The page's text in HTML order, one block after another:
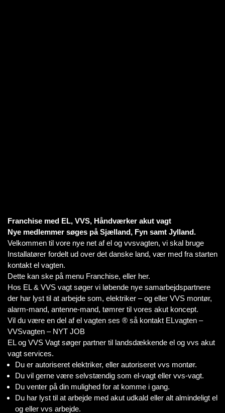
Franchise med EL, VVS, Håndværker akut vagt
Nye medlemmer søges på Sjælland, Fyn samt Jylland.
Velkommen til vore nye net af el og vvsvagten, vi skal bruge
Installatører fordelt ud over det danske land, vær med fra starten
kontakt el vagten.
Dette kan ske på menu Franchise, eller her.
Hos EL & VVS vagt søger vi løbende nye samarbejdspartnere
der har lyst til at arbejde som, elektriker – og eller VVS montør,
alarm-mand, antenne-mand, tømrer til vores akut koncept.
Vil du være en del af el vagten ses ® så kontakt ELvagten –
VVSvagten – NYT JOB
EL og VVS Vagt søger partner til landsdækkende el og vvs akut
vagt services.
Du er autoriseret elektriker, eller autoriseret vvs montør.
Du vil gerne være selvstændig som el-vagt eller vvs-vagt.
Du venter på din mulighed for at komme i gang.
Du har lyst til at arbejde med akut udkald eller alt almindeligt el
og eller vvs arbejde.